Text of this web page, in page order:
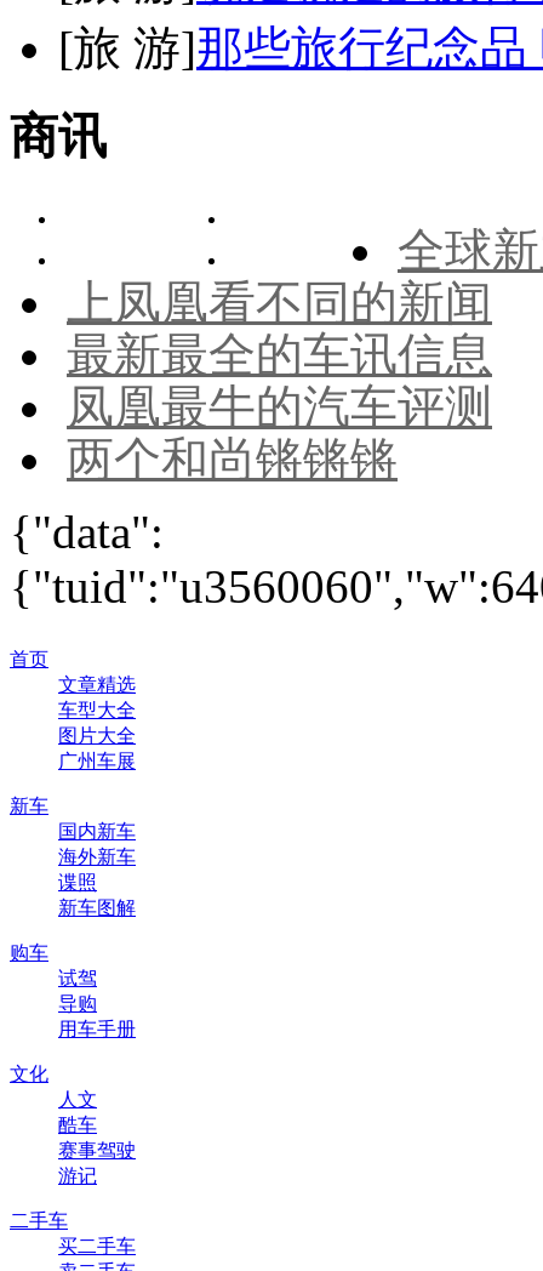
[旅 游]那些旅行纪念
商讯
全球
上凤凰看不同的新闻
最新最全的车讯信息
凤凰最牛的汽车评测
两个和尚锵锵锵
{"data":
首页
文章精选
车型大全
图片大全
广州车展
新车
国内新车
海外新车
谍照
新车图解
购车
试驾
导购
用车手册
文化
人文
酷车
赛事驾驶
游记
二手车
买二手车